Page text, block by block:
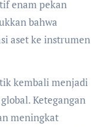
enam pekan
bahwa
aset ke instrumen
kembali menjadi
Ketegangan
meningkat